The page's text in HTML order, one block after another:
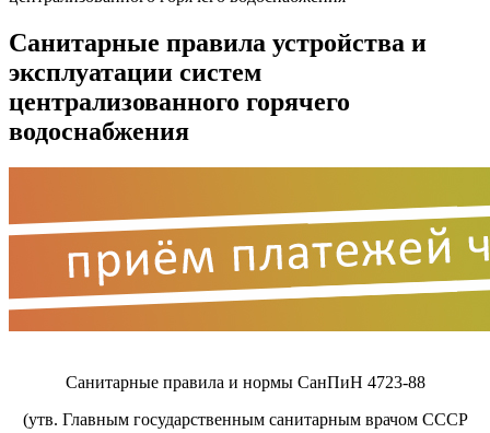
Санитарные правила устройства и
эксплуатации систем
централизованного горячего
водоснабжения
Санитарные правила и нормы СанПиН 4723-88
(утв. Главным государственным санитарным врачом СССР